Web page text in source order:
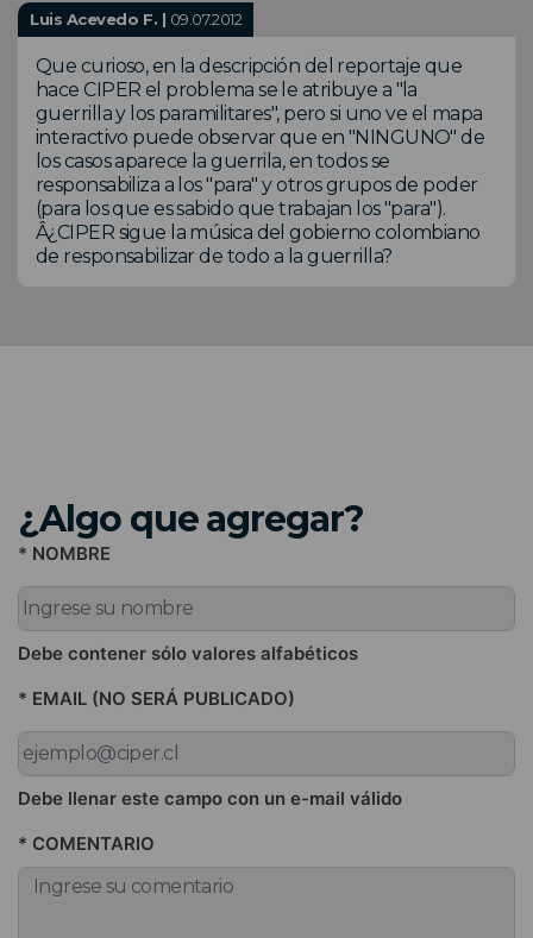
Luis Acevedo F. | 09.07.2012
Que curioso, en la descripción del reportaje que
hace CIPER el problema se le atribuye a "la
guerrilla y los paramilitares", pero si uno ve el mapa
interactivo puede observar que en "NINGUNO" de
los casos aparece la guerrila, en todos se
responsabiliza a los "para" y otros grupos de poder
(para los que es sabido que trabajan los "para").
Â¿CIPER sigue la música del gobierno colombiano
de responsabilizar de todo a la guerrilla?
¿Algo que agregar?
* NOMBRE
Debe contener sólo valores alfabéticos
* EMAIL (NO SERÁ PUBLICADO)
Debe llenar este campo con un e-mail válido
* COMENTARIO